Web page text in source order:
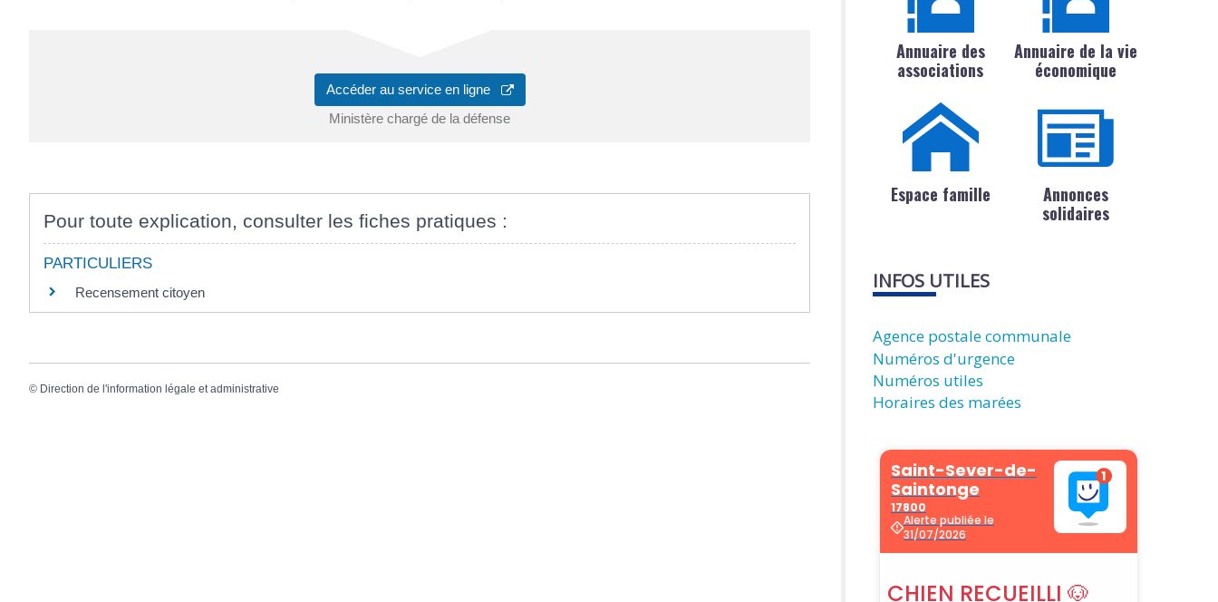
Accéder au service en ligne
Ministère chargé de la défense
Pour toute explication, consulter les fiches pratiques :
PARTICULIERS
Recensement citoyen
© Direction de l'information légale et administrative
Annuaire des
associations
Annuaire de la vie
économique
Espace famille
Annonces
solidaires
INFOS UTILES
Agence postale communale
Numéros d'urgence
Numéros utiles
Horaires des marées